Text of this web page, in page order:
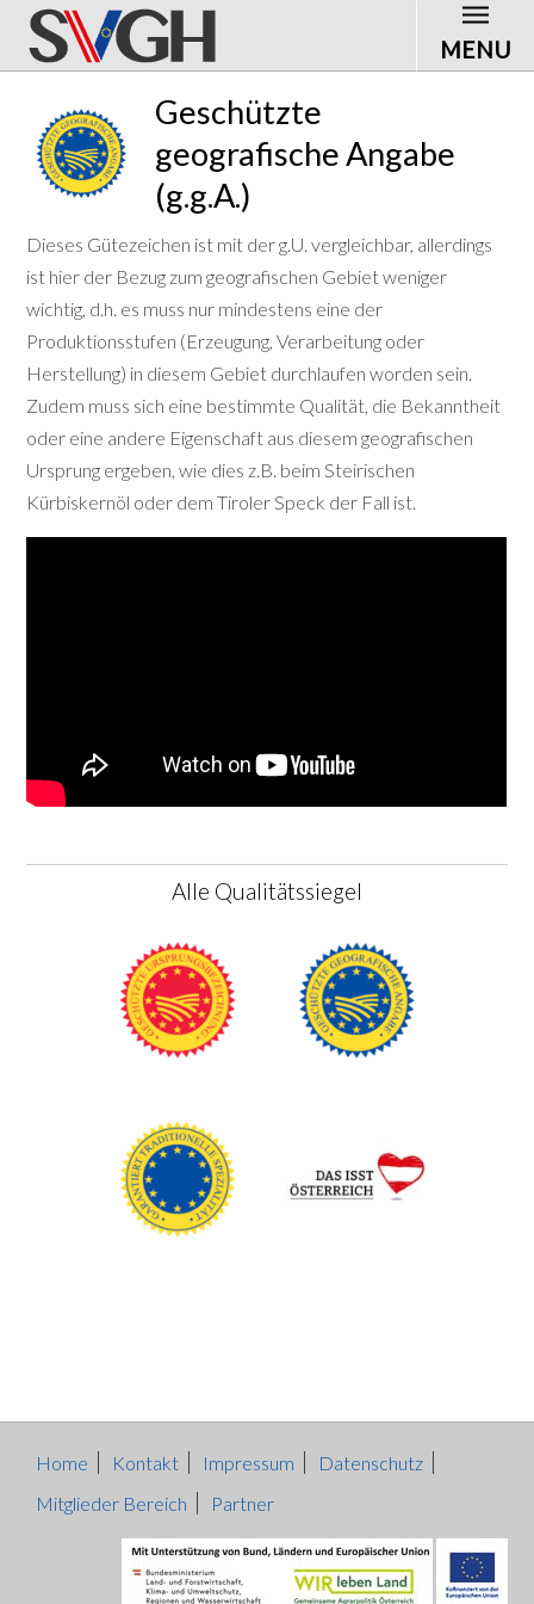
MENU
Geschützte
geografische Angabe
(g.g.A.)
Dieses Gütezeichen ist mit der g.U. vergleichbar, allerdings
ist hier der Bezug zum geografischen Gebiet weniger
wichtig, d.h. es muss nur mindestens eine der
Produktionsstufen (Erzeugung, Verarbeitung oder
Herstellung) in diesem Gebiet durchlaufen worden sein.
Zudem muss sich eine bestimmte Qualität, die Bekanntheit
oder eine andere Eigenschaft aus diesem geografischen
Ursprung ergeben, wie dies z.B. beim Steirischen
Kürbiskernöl oder dem Tiroler Speck der Fall ist.
Alle Qualitätssiegel
Home Kontakt Impressum
Datenschutz
Mitglieder Bereich
Partner